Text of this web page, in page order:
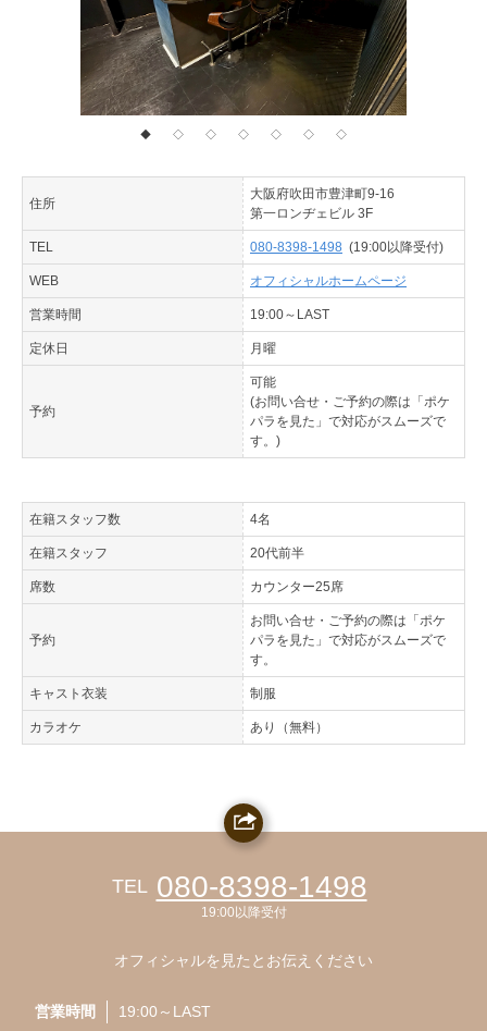
◆ ◇ ◇ ◇ ◇ ◇ ◇
住所
大阪府吹田市豊津町9-16
第一ロンヂェビル 3F
TEL 080-8398-1498 (19:00以降受付)
WEB オフィシャルホームページ
営業時間 19:00～LAST
定休日 月曜
予約
可能
(お問い合せ・ご予約の際は「ポケ
パラを見た」で対応がスムーズで
す。)
在籍スタッフ数 4名
在籍スタッフ 20代前半
席数 カウンター25席
予約
お問い合せ・ご予約の際は「ポケ
パラを見た」で対応がスムーズで
す。
キャスト衣装 制服
カラオケ あり（無料）
TEL 080-8398-1498
19:00以降受付
オフィシャルを見たとお伝えください
営業時間 19:00～LAST